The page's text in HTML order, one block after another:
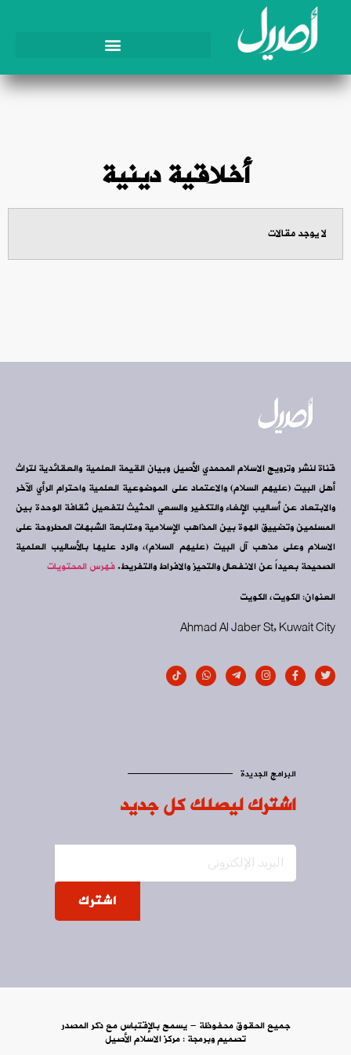
أخلاقية دينية
لا يوجد مقالات
قناة لنشر وترويج الاسلام المحمدي الأصيل وبيان القيمة العلمية والعقائدية لتراث
أهل البيت (عليهم السلام) والاعتماد على الموضوعية العلمية واحترام الرأي الآخر
والابتعاد عن أساليب الإلغاء والتكفير والسعي الحثيث لتفعيل ثقافة الوحدة بين
المسلمين وتضييق الهوة بين المذاهب الإسلامية ومتابعة الشبهات المطروحة على
الاسلام وعلى مذهب آل البيت (عليهم السلام)، والرد عليها بالأساليب العلمية
الصحيحة بعيداً عن الانفعال والتحيز والافراط والتفريط.فهرس المحتويات
العنوان: الكويت، الكويت
Ahmad Al Jaber St, Kuwait City
البرامج الجديدة
اشترك ليصلك كل جديد
اشترك
جميع الحقوق محفوظة - يسمح بالإقتباس مع ذكر المصدر
تصميم وبرمجة :مركز الاسلام الأصيل